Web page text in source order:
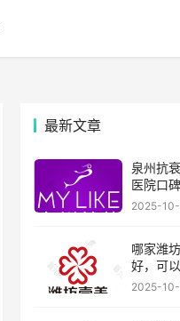
最新文章
泉州抗
医院口
2025-
哪家潍
好，可
比较老的
2025-